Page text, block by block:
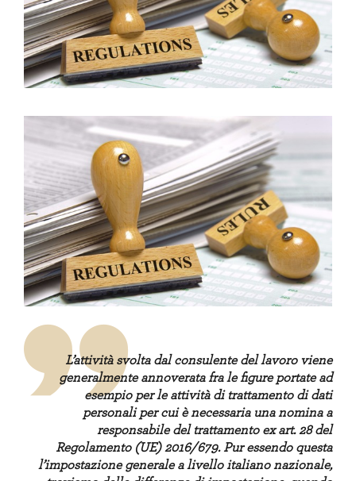
L’attività svolta dal consulente del lavoro viene
generalmente annoverata fra le figure portate ad
esempio per le attività di trattamento di dati
personali per cui è necessaria una nomina a
responsabile del trattamento ex art. 28 del
Regolamento (UE) 2016/679. Pur essendo questa
l’impostazione generale a livello italiano nazionale,